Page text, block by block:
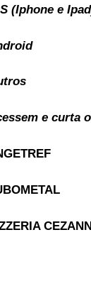
(Iphone e
e curta